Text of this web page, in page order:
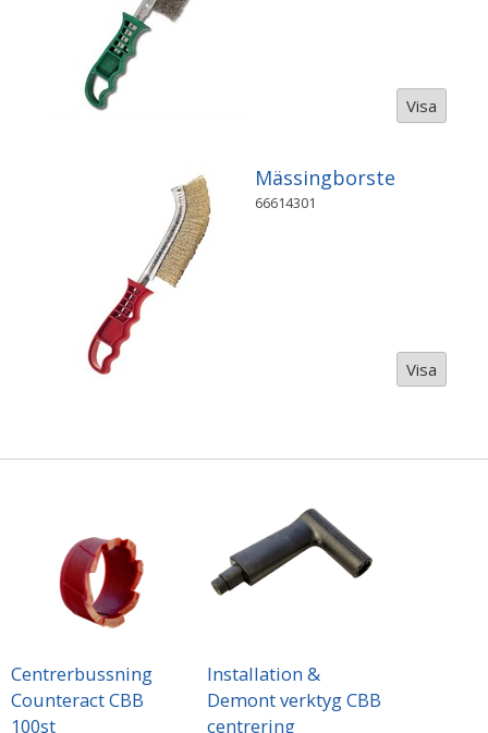
Visa
Mässingborste
66614301
Visa
Centrerbussning
Counteract CBB
100st
Installation &
Demont verktyg CBB
centrering